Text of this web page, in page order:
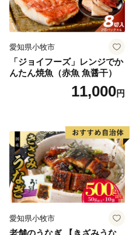
愛知県小牧市
「ジョイフーズ」レンジでか
んたん焼魚（赤魚 魚醤干）
11,000円
愛知県小牧市
老舗のうなぎ 【きざみうな